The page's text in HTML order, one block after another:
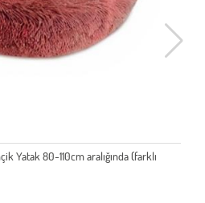
Yatak 80-110cm aralığında (farklı